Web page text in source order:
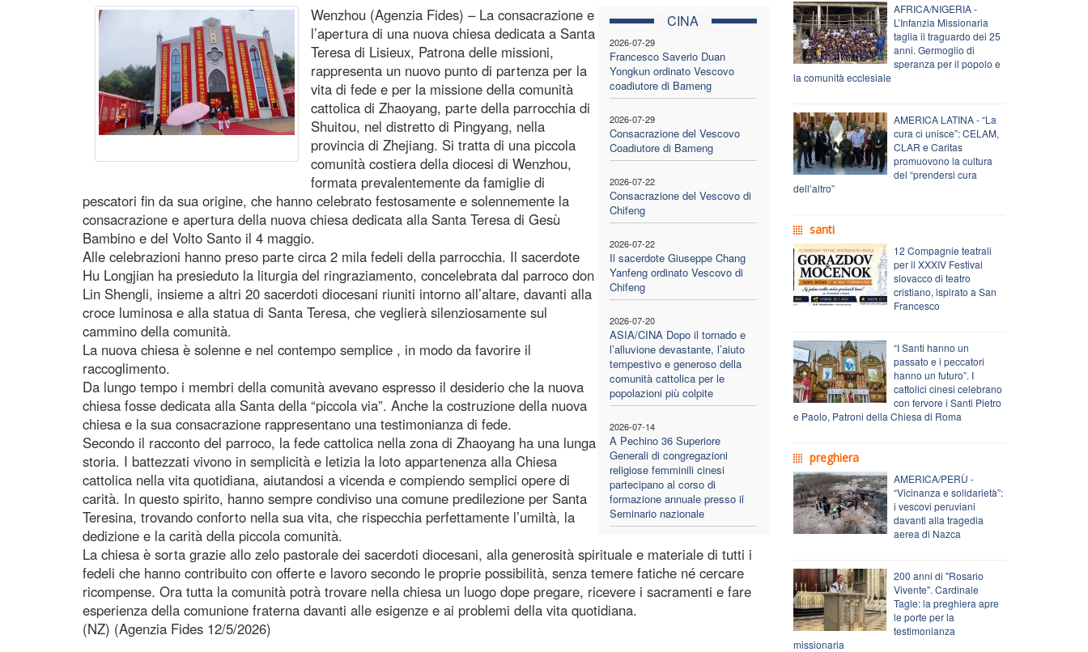
CINA
2026-07-29
Francesco Saverio Duan
Yongkun ordinato Vescovo
coadiutore di Bameng
2026-07-29
Consacrazione del Vescovo
Coadiutore di Bameng
2026-07-22
Consacrazione del Vescovo di
Chifeng
2026-07-22
Il sacerdote Giuseppe Chang
Yanfeng ordinato Vescovo di
Chifeng
2026-07-20
ASIA/CINA Dopo il tornado e
l’alluvione devastante, l’aiuto
tempestivo e generoso della
comunità cattolica per le
popolazioni più colpite
2026-07-14
A Pechino 36 Superiore
Generali di congregazioni
religiose femminili cinesi
partecipano al corso di
formazione annuale presso il
Seminario nazionale
Wenzhou (Agenzia Fides) – La consacrazione e
l’apertura di una nuova chiesa dedicata a Santa
Teresa di Lisieux, Patrona delle missioni,
rappresenta un nuovo punto di partenza per la
vita di fede e per la missione della comunità
cattolica di Zhaoyang, parte della parrocchia di
Shuitou, nel distretto di Pingyang, nella
provincia di Zhejiang. Si tratta di una piccola
comunità costiera della diocesi di Wenzhou,
formata prevalentemente da famiglie di
pescatori fin da sua origine, che hanno celebrato festosamente e solennemente la
consacrazione e apertura della nuova chiesa dedicata alla Santa Teresa di Gesù
Bambino e del Volto Santo il 4 maggio.
Alle celebrazioni hanno preso parte circa 2 mila fedeli della parrocchia. Il sacerdote
Hu Longjian ha presieduto la liturgia del ringraziamento, concelebrata dal parroco don
Lin Shengli, insieme a altri 20 sacerdoti diocesani riuniti intorno all’altare, davanti alla
croce luminosa e alla statua di Santa Teresa, che veglierà silenziosamente sul
cammino della comunità.
La nuova chiesa è solenne e nel contempo semplice , in modo da favorire il
raccoglimento.
Da lungo tempo i membri della comunità avevano espresso il desiderio che la nuova
chiesa fosse dedicata alla Santa della “piccola via”. Anche la costruzione della nuova
chiesa e la sua consacrazione rappresentano una testimonianza di fede.
Secondo il racconto del parroco, la fede cattolica nella zona di Zhaoyang ha una lunga
storia. I battezzati vivono in semplicità e letizia la loto appartenenza alla Chiesa
cattolica nella vita quotidiana, aiutandosi a vicenda e compiendo semplici opere di
carità. In questo spirito, hanno sempre condiviso una comune predilezione per Santa
Teresina, trovando conforto nella sua vita, che rispecchia perfettamente l’umiltà, la
dedizione e la carità della piccola comunità.
La chiesa è sorta grazie allo zelo pastorale dei sacerdoti diocesani, alla generosità spirituale e materiale di tutti i
fedeli che hanno contribuito con offerte e lavoro secondo le proprie possibilità, senza temere fatiche né cercare
ricompense. Ora tutta la comunità potrà trovare nella chiesa un luogo dope pregare, ricevere i sacramenti e fare
esperienza della comunione fraterna davanti alle esigenze e ai problemi della vita quotidiana.
(NZ) (Agenzia Fides 12/5/2026)
AFRICA/NIGERIA -
L’Infanzia Missionaria
taglia il traguardo dei 25
anni. Germoglio di
speranza per il popolo e
la comunità ecclesiale
AMERICA LATINA - “La
cura ci unisce”: CELAM,
CLAR e Caritas
promuovono la cultura
del “prendersi cura
dell’altro”
santi
12 Compagnie teatrali
per il XXXIV Festival
slovacco di teatro
cristiano, ispirato a San
Francesco
“I Santi hanno un
passato e i peccatori
hanno un futuro”. I
cattolici cinesi celebrano
con fervore i Santi Pietro
e Paolo, Patroni della Chiesa di Roma
preghiera
AMERICA/PERÙ -
“Vicinanza e solidarietà”:
i vescovi peruviani
davanti alla tragedia
aerea di Nazca
200 anni di "Rosario
Vivente". Cardinale
Tagle: la preghiera apre
le porte per la
testimonianza
missionaria